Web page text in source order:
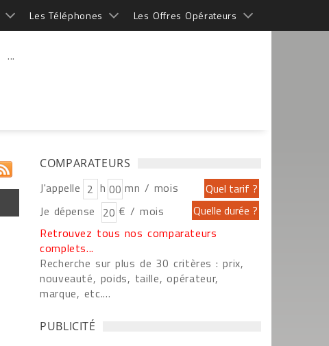
Les Téléphones Les Offres Opérateurs
...
COMPARATEURS
J'appelle h
mn / mois
Je dépense
€ / mois
Retrouvez tous nos comparateurs
complets...
Recherche sur plus de 30 critères : prix,
nouveauté, poids, taille, opérateur,
marque, etc....
PUBLICITÉ